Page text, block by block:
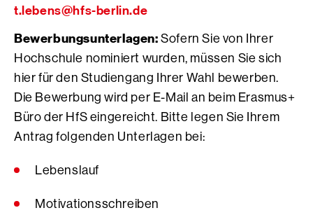
t.lebens@hfs-berlin.de
Bewerbungsunterlagen:Sofern Sie von Ihrer
Hochschule nominiert wurden, müssen Sie sich
hier für den Studiengang Ihrer Wahl bewerben.
Die Bewerbung wird per E-Mail an beim Erasmus+
Büro der HfS eingereicht. Bitte legen Sie Ihrem
Antrag folgenden Unterlagen bei:
Lebenslauf
Motivationsschreiben